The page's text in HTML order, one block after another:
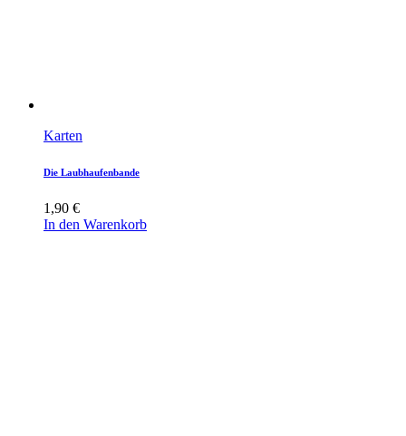
Karten
Die Laubhaufenbande
1,90 €
In den Warenkorb